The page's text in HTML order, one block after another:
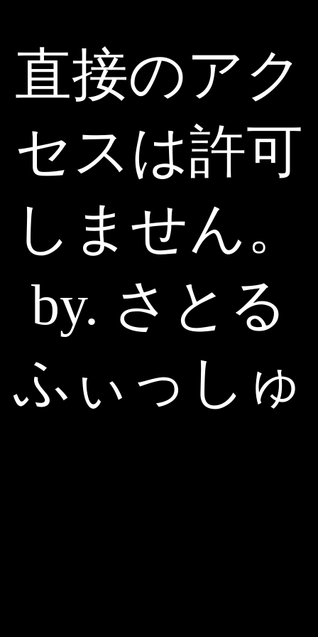
直接のアク
セスは許可
しません。
by. さとる
ふぃっしゅ